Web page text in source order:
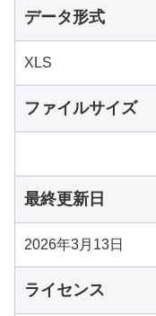
データ形式
XLS
ファイルサイズ
最終更新日
2026年3月13日
ライセンス